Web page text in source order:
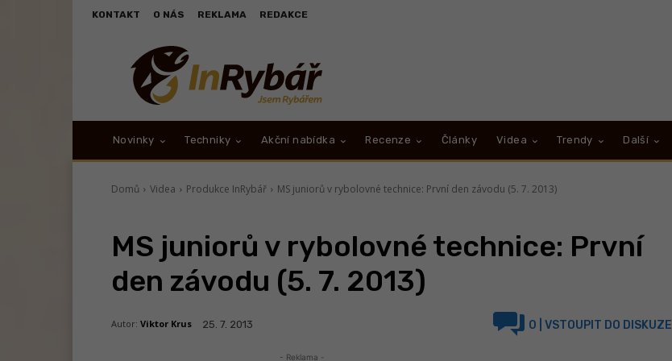
KONTAKT O NÁS REKLAMA REDAKCE
Novinky Techniky Akční nabídka Recenze Články Videa Trendy Další
Domů Videa Produkce InRybář MS juniorů v rybolovné technice: První den závodu (5. 7. 2013)
MS juniorů v rybolovné technice: První
den závodu (5. 7. 2013)
Autor: Viktor Krus 25. 7. 2013 0 | VSTOUPIT DO DISKUZE
- Reklama -